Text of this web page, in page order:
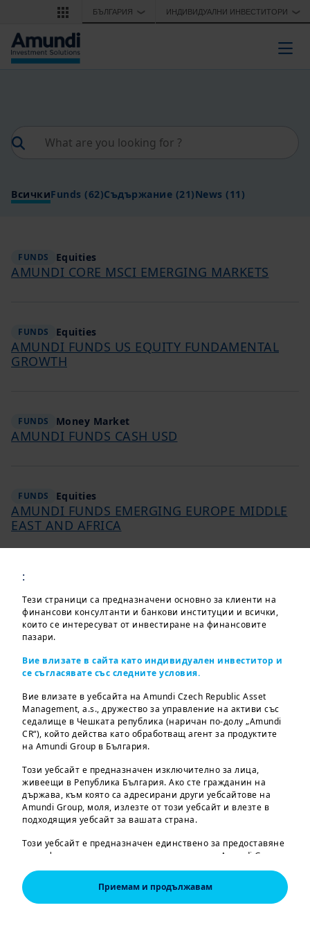
Премини към основното съдържание
БЪЛГАРИЯ ❯ ИНДИВИДУАЛНИ ИНВЕСТИТОРИ ❯
:
Тези страници са предназначени основно за клиенти на
финансови консултанти и банкови институции и всички,
които се интересуват от инвестиране на финансовите
пазари.
Вие влизате в сайта като индивидуален инвеститор и
се съгласявате със следните условия.
Вие влизате в уебсайта на Amundi Czech Republic Asset
Management, a.s., дружество за управление на активи със
седалище в Чешката република (наричан по-долу „Amundi
CR“), който действа като обработващ агент за продуктите
на Amundi Group в България.
Този уебсайт е предназначен изключително за лица,
живеещи в Република България. Ако сте гражданин на
държава, към която са адресирани други уебсайтове на
Amundi Group, моля, излезте от този уебсайт и влезте в
подходящия уебсайт за вашата страна.
Този уебсайт е предназначен единствено за предоставяне
на информация за дружества и продукти на Amundi Group,
одобрени за пазара в Република България. Информацията
за продуктите се предоставя само на общо ниво, целевият
пазар на инвеститора не е взет предвид. Ако се
интересувате от определени продукти, моля свържете се с
Приемам и продължавам
ВсичкиFunds (62)Съдържание (21)News (11)
FUNDS Equities
AMUNDI CORE MSCI EMERGING MARKETS
FUNDS Equities
AMUNDI FUNDS US EQUITY FUNDAMENTAL
GROWTH
FUNDS Money Market
AMUNDI FUNDS CASH USD
FUNDS Equities
AMUNDI FUNDS EMERGING EUROPE MIDDLE
EAST AND AFRICA
AMUNDI FUNDS JAPAN EQUITY SELECT
FUNDS Balanced
AMUNDI FUND SOLUTIONS - MULTI-ASSET
CONSERVATIVE
FUNDS Fixed Income
AMUNDI FUNDS OPTIMAL YIELD
FUNDS Obligaciya
AMUNDI FUNDS GLOBAL GOVERNMENT BOND
FUNDS